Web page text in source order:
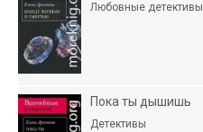
Любовные детективы
Пока ты дышишь
Детективы